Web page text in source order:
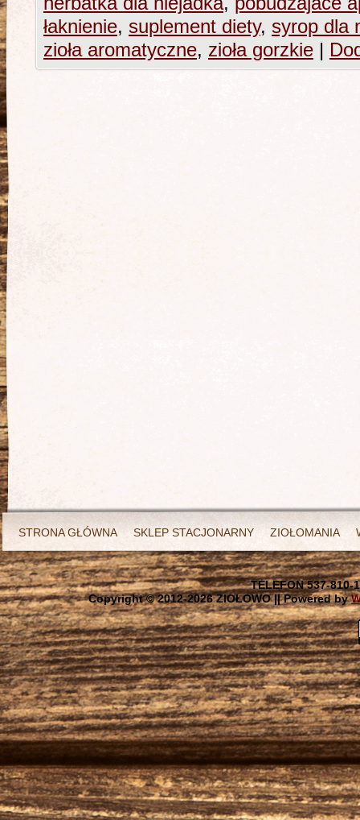
łaknienie, suplement diety, syrop dla
zioła aromatyczne, zioła gorzkie |
STRONA GŁÓWNA SKLEP STACJONARNY ZIOŁOMANIA
TELEFON 537-810-
Copyright © 2012-2026 ZIOŁOWO || Powered by